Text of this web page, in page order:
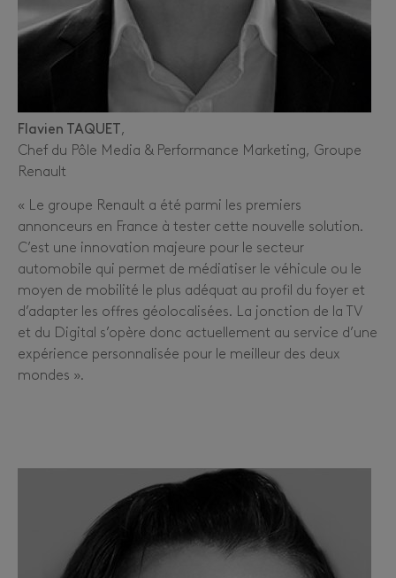
Flavien TAQUET ,
Chef du Pôle Media & Performance Marketing, Groupe
Renault
« Le groupe Renault a été parmi les premiers
annonceurs en France à tester cette nouvelle solution.
C’est une innovation majeure pour le secteur
automobile qui permet de médiatiser le véhicule ou le
moyen de mobilité le plus adéquat au profil du foyer et
d’adapter les offres géolocalisées. La jonction de la TV
et du Digital s’opère donc actuellement au service d’une
expérience personnalisée pour le meilleur des deux
mondes ».